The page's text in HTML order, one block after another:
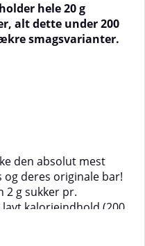
hele 20 g
alt dette under 200
smagsvarianter.
den absolut mest
deres originale bar!
2 g sukker pr.
kalorieindhold (200
er Barebells
er de helt